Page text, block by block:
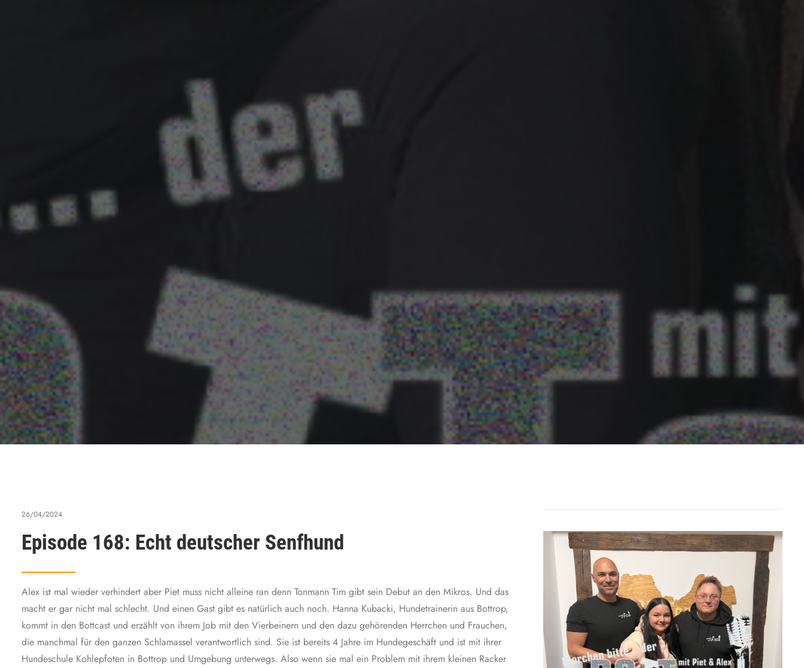
26/04/2024
Episode 168: Echt deutscher Senfhund
Alex ist mal wieder verhindert aber Piet muss nicht alleine ran denn Tonmann Tim gibt sein Debut an den Mikros. Und das
macht er gar nicht mal schlecht. Und einen Gast gibt es natürlich auch noch. Hanna Kubacki, Hundetrainerin aus Bottrop,
kommt in den Bottcast und erzählt von ihrem Job mit den Vierbeinern und den dazu gehörenden Herrchen und Frauchen,
die manchmal für den ganzen Schlamassel verantwortlich sind. Sie ist bereits 4 Jahre im Hundegeschäft und ist mit ihrer
Hundeschule Kohlepfoten in Bottrop und Umgebung unterwegs. Also wenn sie mal ein Problem mit ihrem kleinen Racker